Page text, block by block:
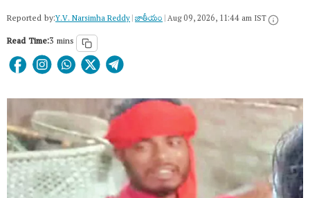
Reported by:Y.V. Narsimha Reddy|జాతీయం|Aug 09, 2026, 11:44 am IST
Read Time:3 mins